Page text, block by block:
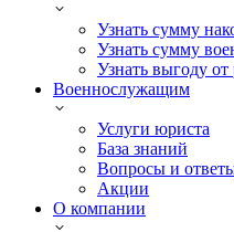
Узнать сумму
Узнать сумму
Узнать выгоду
Военнослужащим
Услуги юриста
База знаний
Вопросы и
Акции
О компании